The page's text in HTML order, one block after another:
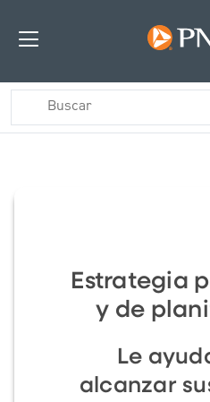
Estrategia
y de
Le
alcanzar